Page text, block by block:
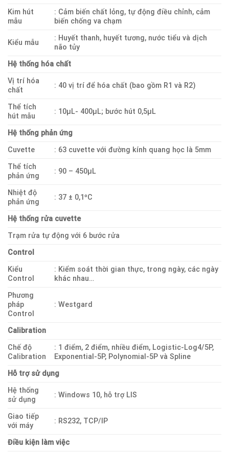
Kim hút
mẫu
: Cảm biến chất lỏng, tự động điều chỉnh, cảm
biến chống va chạm
Kiểu mẫu
: Huyết thanh, huyết tương, nước tiểu và dịch
não tủy
Hệ thống hóa chất
Vị trí hóa
chất
: 40 vị trí để hóa chất (bao gồm R1 và R2)
Thể tích
hút mẫu
: 10µL- 400µL; bước hút 0,5µL
Hệ thống phản ứng
Cuvette
: 63 cuvette với đường kính quang học là 5mm
Thể tích
phản ứng
: 90 – 450µL
Nhiệt độ
phản ứng
: 37 ± 0,1⁰C
Hệ thống rửa cuvette
Trạm rửa tự động với 6 bước rửa
Control
Kiểu
Control
: Kiểm soát thời gian thực, trong ngày, các ngày
khác nhau…
Phương
pháp
Control
: Westgard
Calibration
Chế độ
Calibration
: 1 điểm, 2 điểm, nhiều điểm, Logistic-Log4/5P,
Exponential-5P, Polynomial-5P và Spline
Hỗ trợ sử dụng
Hệ thống
sử dụng
: Windows 10, hỗ trợ LIS
Giao tiếp
với máy
: RS232, TCP/IP
Điều kiện làm việc